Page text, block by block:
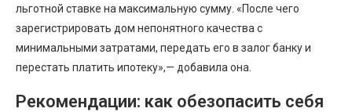
льготной ставке на максимальную сумму. «После чего
зарегистрировать дом непонятного качества с
минимальными затратами, передать его в залог банку и
перестать платить ипотеку»,— добавила она.
Рекомендации: как обезопасить себя